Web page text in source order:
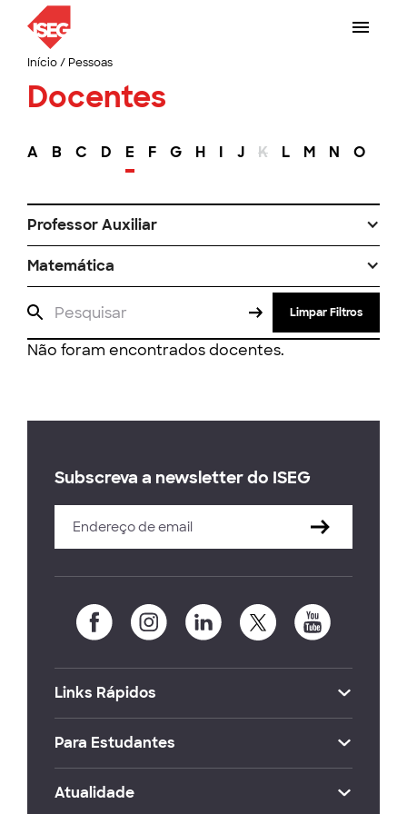
Início/ Pessoas
Docentes
A B C D E F G H I J K L M N O
Professor Auxiliar
Matemática
Limpar Filtros
Não foram encontrados docentes.
Subscreva a newsletter do ISEG
Links Rápidos
Para Estudantes
Atualidade